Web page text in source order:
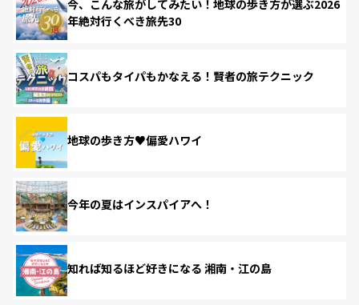
今、こんな旅がしてみたい！地球の歩き方が選ぶ2026
年絶対行くべき旅先30
コスパもタイパもかなえる！賢者の旅テクニック
地球の歩き方♥偏愛ハワイ
今年の夏はインスパイアへ！
知れば知るほど好きになる 湘南・江の島